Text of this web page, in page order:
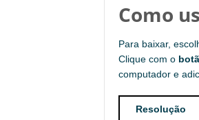
Como
Para baixar,
Clique com o
computador e
Resolução